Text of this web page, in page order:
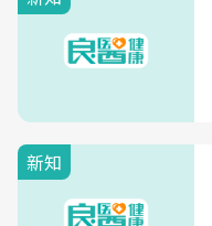
新知